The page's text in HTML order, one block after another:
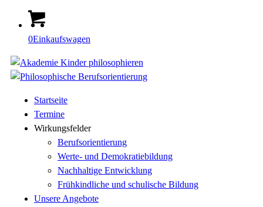
0Einkaufswagen
Startseite
Termine
Wirkungsfelder
Berufsorientierung
Werte- und Demokratiebildung
Nachhaltige Entwicklung
Frühkindliche und schulische Bildung
Unsere Angebote